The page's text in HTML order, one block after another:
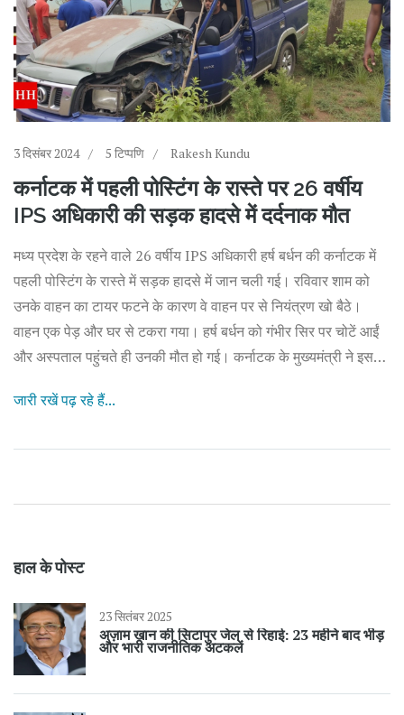
3 दिसंबर 2024 5 टिप्पणि Rakesh Kundu
कर्नाटक में पहली पोस्टिंग के रास्ते पर 26 वर्षीय
IPS अधिकारी की सड़क हादसे में दर्दनाक मौत
मध्य प्रदेश के रहने वाले 26 वर्षीय IPS अधिकारी हर्ष बर्धन की कर्नाटक में
पहली पोस्टिंग के रास्ते में सड़क हादसे में जान चली गई। रविवार शाम को
उनके वाहन का टायर फटने के कारण वे वाहन पर से नियंत्रण खो बैठे।
वाहन एक पेड़ और घर से टकरा गया। हर्ष बर्धन को गंभीर सिर पर चोटें आईं
और अस्पताल पहुंचते ही उनकी मौत हो गई। कर्नाटक के मुख्यमंत्री ने इस
जारी रखें पढ़ रहे हैं...
हाल के पोस्ट
23 सितंबर 2025
अज़ाम खान की सिटापुर जेल से रिहाई: 23 महीने बाद भीड़
और भारी राजनीतिक अटकलें